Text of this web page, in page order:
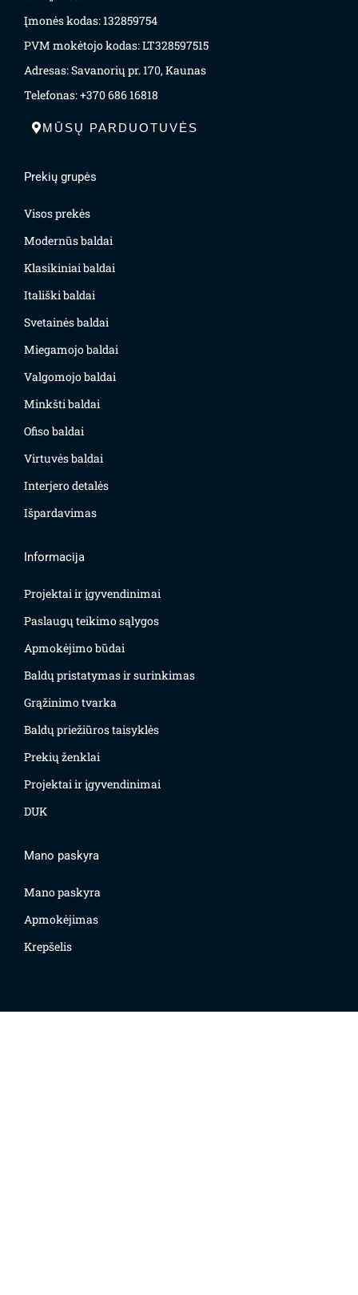
Įmonės kodas: 132859754
PVM mokėtojo kodas: LT328597515
Adresas: Savanorių pr. 170, Kaunas
Telefonas: +370 686 16818
MŪSŲ PARDUOTUVĖS
Prekių grupės
Visos prekės
Modernūs baldai
Klasikiniai baldai
Itališki baldai
Svetainės baldai
Miegamojo baldai
Valgomojo baldai
Minkšti baldai
Ofiso baldai
Virtuvės baldai
Interjero detalės
Išpardavimas
Informacija
Projektai ir įgyvendinimai
Paslaugų teikimo sąlygos
Apmokėjimo būdai
Baldų pristatymas ir surinkimas
Grąžinimo tvarka
Baldų priežiūros taisyklės
Prekių ženklai
Projektai ir įgyvendinimai
DUK
Mano paskyra
Mano paskyra
Apmokėjimas
Krepšelis